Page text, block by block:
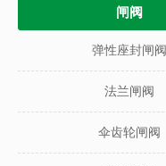
闸阀
弹性座封闸阀
法兰闸阀
伞齿轮闸阀